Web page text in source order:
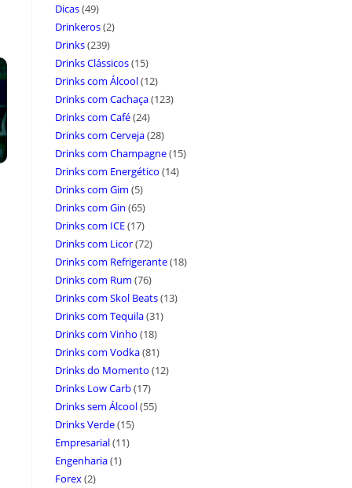
Dicas(49)
Drinkeros(2)
Drinks(239)
Drinks Clássicos(15)
Drinks com Álcool(12)
Drinks com Cachaça(123)
Drinks com Café(24)
Drinks com Cerveja(28)
Drinks com Champagne(15)
Drinks com Energético (14)
Drinks com Gim (5)
Drinks com Gin (65)
Drinks com ICE(17)
Drinks com Licor(72)
Drinks com Refrigerante(18)
Drinks com Rum (76)
Drinks com Skol Beats(13)
Drinks com Tequila(31)
Drinks com Vinho (18)
Drinks com Vodka(81)
Drinks do Momento (12)
Drinks Low Carb(17)
Drinks sem Álcool(55)
Drinks Verde(15)
Empresarial(11)
Engenharia(1)
Forex(2)